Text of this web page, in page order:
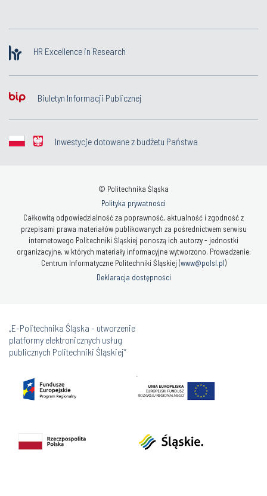
HR Excellence in Research
Biuletyn Informacji Publicznej
Inwestycje dotowane z budżetu Państwa
© Politechnika Śląska
Polityka prywatności
Całkowitą odpowiedzialność za poprawność, aktualność i zgodność z
przepisami prawa materiałów publikowanych za pośrednictwem serwisu
internetowego Politechniki Śląskiej ponoszą ich autorzy - jednostki
organizacyjne, w których materiały informacyjne wytworzono. Prowadzenie:
Centrum Informatyczne Politechniki Śląskiej (www@polsl.pl)
Deklaracja dostępności
„E-Politechnika Śląska - utworzenie
platformy elektronicznych usług
publicznych Politechniki Śląskiej”